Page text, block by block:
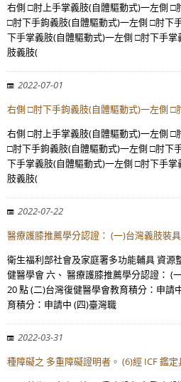
右側 □肘上手掌義肢(自體驅動式)一左側
□肘下手鉤義肢(自體驅動式)一左側 □肘下
下手掌義肢(自體驅動式)一左側 □肘下手
肢義肢(
2022-07-01
右側 □肘下手鉤義肢(自體驅動式)一左側
右側 □肘上手掌義肢(自體驅動式)一左側
□肘下手鉤義肢(自體驅動式)一左側 □肘下
下手掌義肢(自體驅動式)一左側 □肘下手
肢義肢(
2022-07-22
醫療護膝推薦學分認證： (一)台灣義肢裝
衛生福利部社會及家庭署多功能輔具 資源
健醫學會 六、 醫療護膝推薦學分認證： (
20 點 (二)台灣復健醫學會教育積分：申請
育積分：申請中 (四)臺灣職
2022-03-31
種障礙之 多重障礙證明者。 (6)經 ICF 鑑